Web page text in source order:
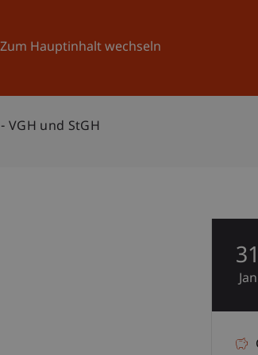
Zum Hauptinhalt wechseln
Universität Aktuelles
VGH und StGH
31
Jan